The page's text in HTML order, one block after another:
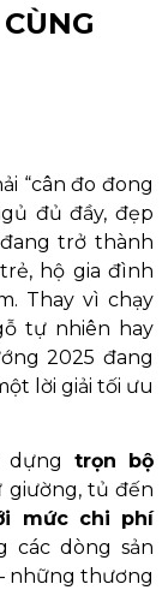
“cân đo đong
đủ đầy, đẹp
trở thành
hộ gia đình
Thay vì chạy
tự nhiên hay
2025 đang
lời giải tối ưu
dựng trọn bộ
giường, tủ đến
mức chi phí
các dòng sản
những thương